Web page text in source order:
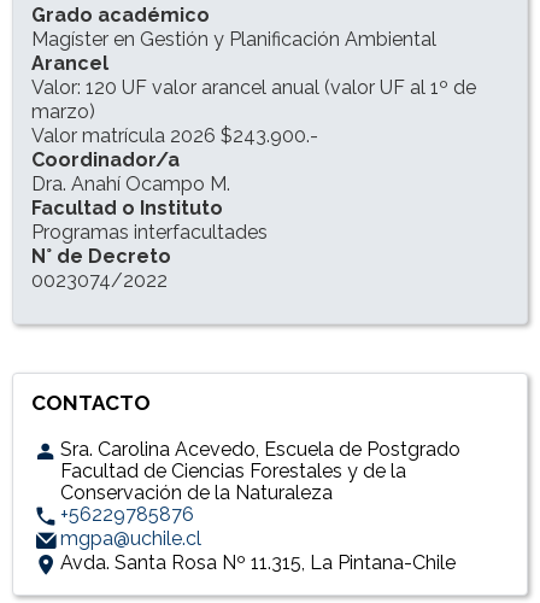
INFORMACIÓN DEL PROGRAMA
Grado académico
Magíster en Gestión y Planificación Ambiental
Arancel
Valor: 120 UF valor arancel anual (valor UF al 1º de
marzo)
Valor matrícula 2026 $243.900.-
Coordinador/a
Dra. Anahí Ocampo M.
Facultad o Instituto
Programas interfacultades
N° de Decreto
0023074/2022
CONTACTO
Sra. Carolina Acevedo, Escuela de Postgrado
Facultad de Ciencias Forestales y de la
Conservación de la Naturaleza
+56229785876
mgpa@uchile.cl
Avda. Santa Rosa Nº 11.315, La Pintana-Chile